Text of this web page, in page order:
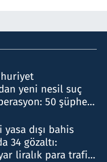
yeni nesil suç
50 şüpheli
dışı bahis
34 gözaltı:
liralık para trafiği